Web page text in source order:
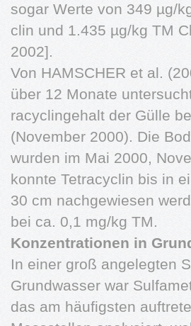
sogar Werte von 349 µg/
clin und 1.435 µg/kg TM
2002].
Von HAMSCHER et al.
über 12 Monate
racyclingehalt der Gülle
(November 2000). Die
wurden im Mai 2000,
konnte Tetracyclin bis in
30 cm nachgewiesen
bei ca. 0,1 mg/kg TM.
Konzentrationen in
In einer groß angelegten
Grundwasser war
das am häufigsten